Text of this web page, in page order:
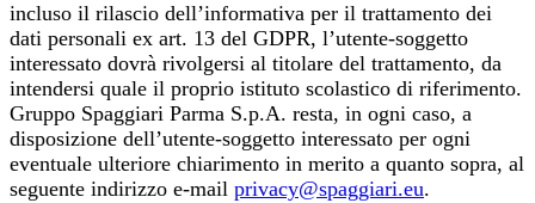
incluso il rilascio dell’informativa per il trattamento dei
dati personali ex art. 13 del GDPR, l’utente-soggetto
interessato dovrà rivolgersi al titolare del trattamento, da
intendersi quale il proprio istituto scolastico di riferimento.
Gruppo Spaggiari Parma S.p.A. resta, in ogni caso, a
disposizione dell’utente-soggetto interessato per ogni
eventuale ulteriore chiarimento in merito a quanto sopra, al
seguente indirizzo e-mail privacy@spaggiari.eu.